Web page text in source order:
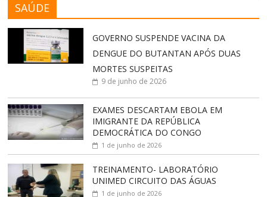
SAÚDE
GOVERNO SUSPENDE VACINA DA
DENGUE DO BUTANTAN APÓS DUAS
MORTES SUSPEITAS
9 de junho de 2026
EXAMES DESCARTAM EBOLA EM
IMIGRANTE DA REPÚBLICA
DEMOCRÁTICA DO CONGO
1 de junho de 2026
TREINAMENTO- LABORATÓRIO
UNIMED CIRCUITO DAS ÁGUAS
1 de junho de 2026